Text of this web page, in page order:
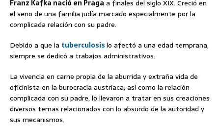
Franz Kafka nació en Praga a finales del siglo XIX. Creció en
el seno de una familia judía marcado especialmente por la
complicada relación con su padre.
Debido a que la tuberculosislo afectó a una edad temprana,
siempre se dedicó a trabajos administrativos.
La vivencia en carne propia de la aburrida y extraña vida de
oficinista en la burocracia austriaca, así como la relación
complicada con su padre, lo llevaron a tratar en sus creaciones
diversos temas relacionados con lo absurdo de la autoridad y
sus mecanismos.